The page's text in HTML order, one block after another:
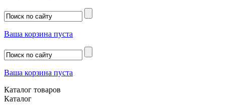
Ваша корзина пуста
Ваша корзина пуста
Каталог товаров
Каталог